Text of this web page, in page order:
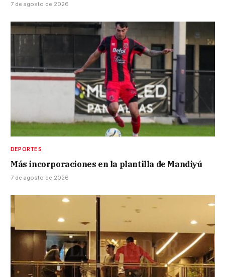
7 de agosto de 2026
DEPORTES
Más incorporaciones en la plantilla de Mandiyú
7 de agosto de 2026